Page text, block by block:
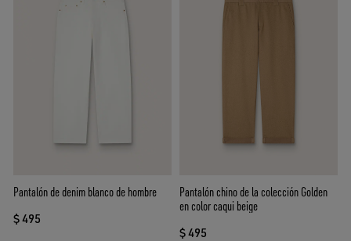
Pantalón de denim blanco de hombre
$ 495
Pantalón chino de la colección Golden
en color caqui beige
$ 495